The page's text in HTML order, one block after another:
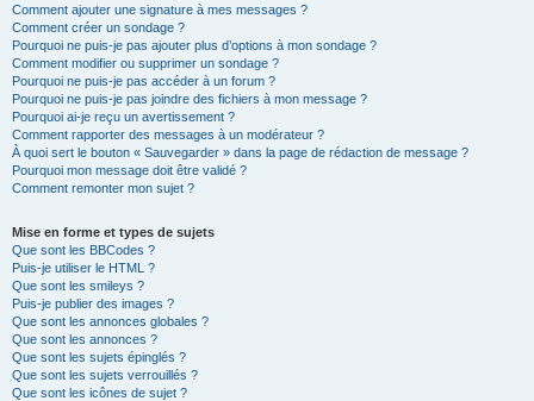
Comment ajouter une signature à mes messages ?
Comment créer un sondage ?
Pourquoi ne puis-je pas ajouter plus d’options à mon sondage ?
Comment modifier ou supprimer un sondage ?
Pourquoi ne puis-je pas accéder à un forum ?
Pourquoi ne puis-je pas joindre des fichiers à mon message ?
Pourquoi ai-je reçu un avertissement ?
Comment rapporter des messages à un modérateur ?
À quoi sert le bouton « Sauvegarder » dans la page de rédaction de message ?
Pourquoi mon message doit être validé ?
Comment remonter mon sujet ?
Mise en forme et types de sujets
Que sont les BBCodes ?
Puis-je utiliser le HTML ?
Que sont les smileys ?
Puis-je publier des images ?
Que sont les annonces globales ?
Que sont les annonces ?
Que sont les sujets épinglés ?
Que sont les sujets verrouillés ?
Que sont les icônes de sujet ?